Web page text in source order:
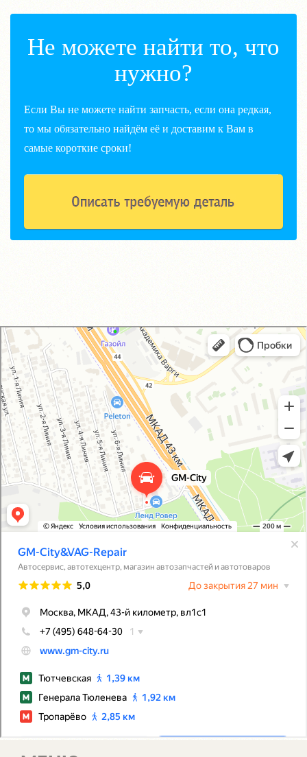
Не можете найти то, что
нужно?
Если Вы не можете найти запчасть, если она редкая,
то мы обязательно найдём её и доставим к Вам в
самые короткие сроки!
GM-City&VAG-Repair
Автосервис, автотехцентр в Москве
Магазин автозапчастей и автотоваров в Москве